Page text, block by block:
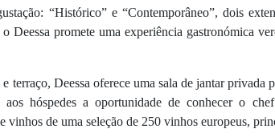
“Histórico” e “Contemporâneo”, dois
Deessa promete uma experiência gastronómica
terraço, Deessa oferece uma sala de jantar privada
hóspedes a oportunidade de conhecer o
vinhos de uma seleção de 250 vinhos europeus,